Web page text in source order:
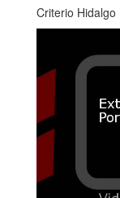
Criterio Hidalgo